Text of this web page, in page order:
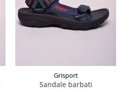
Grisport
Sandale barbati